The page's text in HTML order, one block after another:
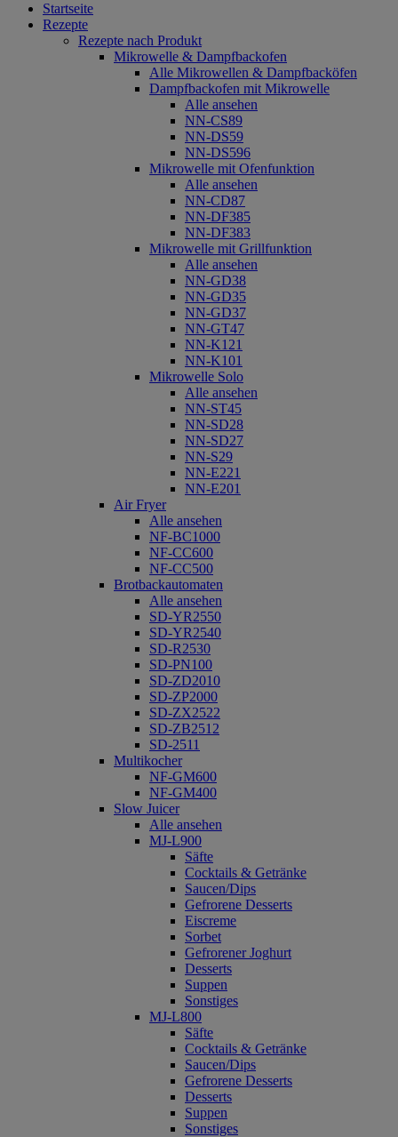
Startseite
Rezepte
Rezepte nach Produkt
Mikrowelle & Dampfbackofen
Alle Mikrowellen & Dampfbacköfen
Dampfbackofen mit Mikrowelle
Alle ansehen
NN-CS89
NN-DS59
NN-DS596
Mikrowelle mit Ofenfunktion
Alle ansehen
NN-CD87
NN-DF385
NN-DF383
Mikrowelle mit Grillfunktion
Alle ansehen
NN-GD38
NN-GD35
NN-GD37
NN-GT47
NN-K121
NN-K101
Mikrowelle Solo
Alle ansehen
NN-ST45
NN-SD28
NN-SD27
NN-S29
NN-E221
NN-E201
Air Fryer
Alle ansehen
NF-BC1000
NF-CC600
NF-CC500
Brotbackautomaten
Alle ansehen
SD-YR2550
SD-YR2540
SD-R2530
SD-PN100
SD-ZD2010
SD-ZP2000
SD-ZX2522
SD-ZB2512
SD-2511
Multikocher
NF-GM600
NF-GM400
Slow Juicer
Alle ansehen
MJ-L900
Säfte
Cocktails & Getränke
Saucen/Dips
Gefrorene Desserts
Eiscreme
Sorbet
Gefrorener Joghurt
Desserts
Suppen
Sonstiges
MJ-L800
Säfte
Cocktails & Getränke
Saucen/Dips
Gefrorene Desserts
Desserts
Suppen
Sonstiges